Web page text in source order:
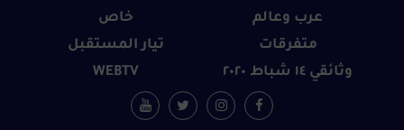
عرب وعالم
خاص
متفرقات
تيار المستقبل
وثائقي ١٤ شباط ٢٠٢٠
WEBTV